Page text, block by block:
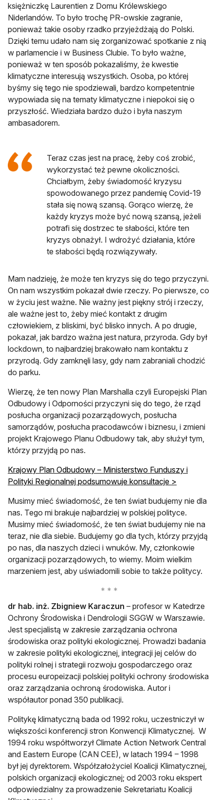
księżniczkę Laurentien z Domu Królewskiego
Niderlandów. To było trochę PR-owskie zagranie,
ponieważ takie osoby rzadko przyjeżdżają do Polski.
Dzięki temu udało nam się zorganizować spotkanie z nią
w parlamencie i w Business Clubie. To było ważne,
ponieważ w ten sposób pokazaliśmy, że kwestie
klimatyczne interesują wszystkich. Osoba, po której
byśmy się tego nie spodziewali, bardzo kompetentnie
wypowiada się na tematy klimatyczne i niepokoi się o
przyszłość. Wiedziała bardzo dużo i była naszym
ambasadorem.
Teraz czas jest na pracę, żeby coś zrobić,
wykorzystać też pewne okoliczności.
Chciałbym, żeby świadomość kryzysu
spowodowanego przez pandemię Covid-19
stała się nową szansą. Gorąco wierzę, że
każdy kryzys może być nową szansą, jeżeli
potrafi się dostrzec te słabości, które ten
kryzys obnażył. I wdrożyć działania, które
te słabości będą rozwiązywały.
Mam nadzieję, że może ten kryzys się do tego przyczyni.
On nam wszystkim pokazał dwie rzeczy. Po pierwsze, co
w życiu jest ważne. Nie ważny jest piękny strój i rzeczy,
ale ważne jest to, żeby mieć kontakt z drugim
człowiekiem, z bliskimi, być blisko innych. A po drugie,
pokazał, jak bardzo ważna jest natura, przyroda. Gdy był
lockdown, to najbardziej brakowało nam kontaktu z
przyrodą. Gdy zamknęli lasy, gdy nam zabraniali chodzić
do parku.
Wierzę, że ten nowy Plan Marshalla czyli Europejski Plan
Odbudowy i Odporności przyczyni się do tego, że rząd
posłucha organizacji pozarządowych, posłucha
samorządów, posłucha pracodawców i biznesu, i zmieni
projekt Krajowego Planu Odbudowy tak, aby służył tym,
którzy przyjdą po nas.
Krajowy Plan Odbudowy – Ministerstwo Funduszy i
Polityki Regionalnej podsumowuje konsultacje >
Musimy mieć świadomość, że ten świat budujemy nie dla
nas. Tego mi brakuje najbardziej w polskiej polityce.
Musimy mieć świadomość, że ten świat budujemy nie na
teraz, nie dla siebie. Budujemy go dla tych, którzy przyjdą
po nas, dla naszych dzieci i wnuków. My, członkowie
organizacji pozarządowych, to wiemy. Moim wielkim
marzeniem jest, aby uświadomili sobie to także politycy.
dr hab. inż. Zbigniew Karaczun – profesor w Katedrze
Ochrony Środowiska i Dendrologii SGGW w Warszawie.
Jest specjalistą w zakresie zarządzania ochrona
środowiska oraz polityki ekologicznej. Prowadzi badania
w zakresie polityki ekologicznej, integracji jej celów do
polityki rolnej i strategii rozwoju gospodarczego oraz
procesu europeizacji polskiej polityki ochrony środowiska
oraz zarządzania ochroną środowiska. Autor i
współautor ponad 350 publikacji.
Politykę klimatyczną bada od 1992 roku, uczestniczył w
większości konferencji stron Konwencji Klimatycznej. W
1994 roku współtworzył Climate Action Network Central
and Eastern Europe (CAN CEE), w latach 1994 – 1998
był jej dyrektorem. Współzałożyciel Koalicji Klimatycznej,
polskich organizacji ekologicznej; od 2003 roku ekspert
odpowiedzialny za prowadzenie Sekretariatu Koalicji